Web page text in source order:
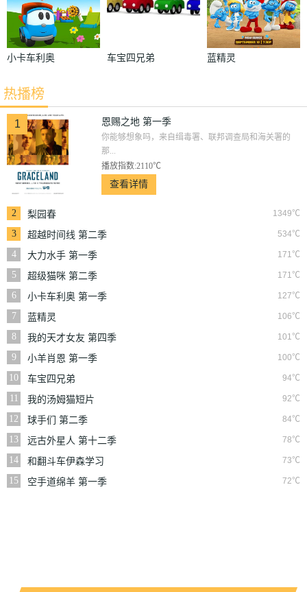
小卡车利奥
车宝四兄弟 蓝精灵
热播榜
1 恩赐之地 第一季
你能够想象吗，来自缉毒署、联邦调查局和海关署的
那...
播放指数:2110℃
查看详情
2 1349℃
梨园春
3
534℃
超越时间线 第二季
4
171℃
大力水手 第一季
5
171℃
超级猫咪 第二季
6
127℃
小卡车利奥 第一季
7
106℃
蓝精灵
8
101℃
我的天才女友 第四季
9
100℃
小羊肖恩 第一季
10
94℃
车宝四兄弟
11
92℃
我的汤姆猫短片
12
84℃
球手们 第二季
13
78℃
远古外星人 第十二季
14
73℃
和翻斗车伊森学习
15
72℃
空手道绵羊 第一季